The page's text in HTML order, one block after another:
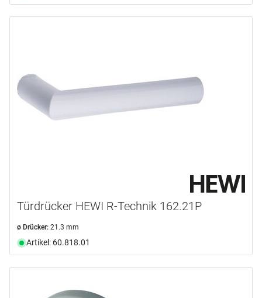
Türdrücker HEWI R-Technik 162.21P
ø Drücker: 21.3 mm
Artikel: 60.818.01